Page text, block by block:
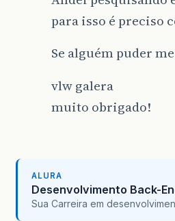
para isso é preciso
Se alguém puder
vlw galera
muito obrigado!
ALURA
Desenvolvimento Back-
Sua Carreira em